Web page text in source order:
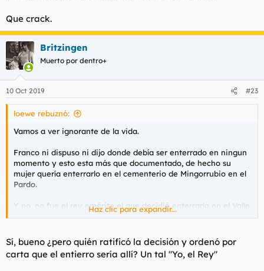
Que crack.
Britzingen
Muerto por dentro+
10 Oct 2019 #23
loewe rebuznó:
Vamos a ver ignorante de la vida.
Franco ni dispuso ni dijo donde debía ser enterrado en ningun
momento y esto esta más que documentado, de hecho su
mujer quería enterrarlo en el cementerio de Mingorrubio en el
Pardo.
Y no, no fue el rey emérito el que decidió enterrarlo en el Valle
de los Caídos, fue el señor Arias Navarro , presidente del
decidió en contra del deseo de su mujer e hija.
Con lo cual el Rey emérito tendría que pagar los mismos gastos
Haz clic para expandir...
Sí, bueno ¿pero quién ratificó la decisión y ordenó por
carta que el entierro sería allí? Un tal "Yo, el Rey"